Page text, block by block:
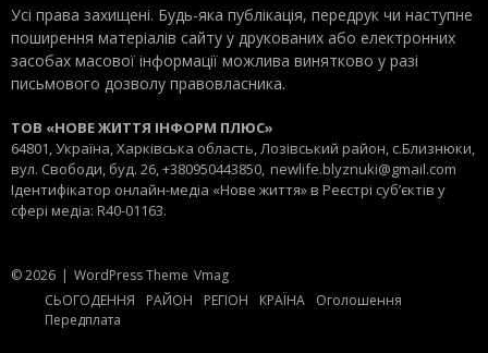
Усі права захищені. Будь-яка публiкацiя, передрук чи наступне
поширення матеріалів сайту у друкованих або електронних
засобах масової інформації можлива винятково у разі
письмового дозволу правовласника.
ТОВ «НОВЕ ЖИТТЯ ІНФОРМ ПЛЮС»
64801, Україна, Харківська область, Лозівський район, с.Близнюки,
вул. Свободи, буд. 26, +380950443850, newlife.blyznuki@gmail.com
Ідентифікатор онлайн-медіа «Нове життя» в Реєстрі суб’єктів у
сфері медіа: R40-01163.
© 2026 | WordPress Theme Vmag
СЬОГОДЕННЯ
РАЙОН РЕГІОН КРАЇНА
Оголошення
Передплата